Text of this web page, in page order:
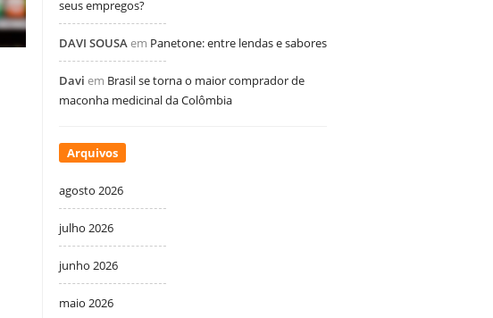
seus empregos?
DAVI SOUSAem Panetone: entre lendas e sabores
Davi em Brasil se torna o maior comprador de
maconha medicinal da Colômbia
Arquivos
agosto 2026
julho 2026
junho 2026
maio 2026